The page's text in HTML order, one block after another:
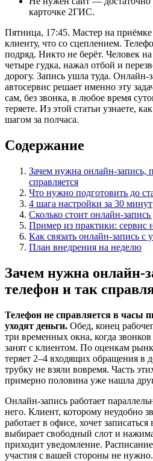
карточке 2ГИС.
Пятница, 17:45. Мастер на
клиенту, что со сцеплением.
подряд. Никто не берёт. Человек
четыре гудка, нажал отбой и
дорогу. Запись ушла туда. Онлайн-
автосервис решает именно эту
сам, без звонка, в любое время
теряете. Из этой статьи узнаете,
шагом за полчаса.
Содержание
Зачем нужна онлайн-запись,
справляется
Что нужно подготовить до
4 шага настройки за 30 минут
Сколько стоит онлайн-запись
Пример из практики: сервис
Как связать онлайн-запись с
План внедрения на неделю
Зачем нужна онлайн-
телефон и так
Телефон не справляется в часы
уходят деньги. Обед, конец
три временных окна, когда
занят с клиентом. По оценкам
теряет 2–4 входящих обращения в
трубку не взяли вовремя. Часть
примерно половина уже нашла
Онлайн-запись работает
него. Клиент, которому неудобно
работает в офисе, хочет
выбирает свободный слот и
приходит уведомление.
участия с вашей стороны не нужно.